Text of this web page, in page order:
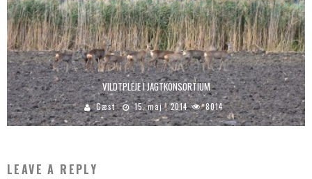
VILDTPLEJE I JAGTKONSORTIUM
Gæst 15. maj , 2014 8014
LEAVE A REPLY